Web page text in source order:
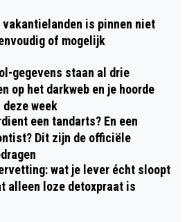
vakantielanden is pinnen niet
of mogelijk
gegevens staan al drie
op het darkweb en je hoorde
deze week
een tandarts? En een
Dit zijn de officiële
wat je lever écht sloopt
alleen loze detoxpraat is